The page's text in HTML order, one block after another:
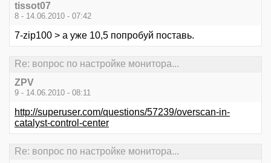
tissot07
8 - 14.06.2010 - 07:42
7-zip100 > а уже 10,5 попробуй поставь.
Re: вопрос по настройке монитора...
ZPV
9 - 14.06.2010 - 08:11
http://superuser.com/questions/57239/overscan-in-
catalyst-control-center
Re: вопрос по настройке монитора...